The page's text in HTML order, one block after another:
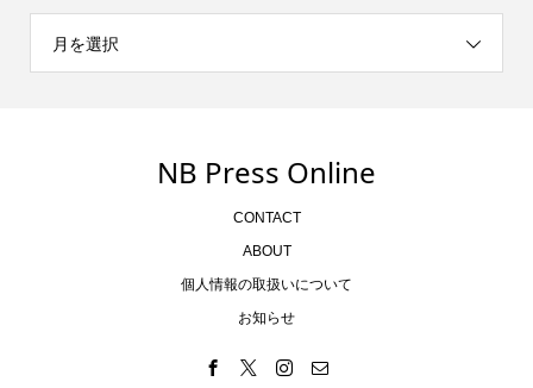
月を選択
NB Press Online
CONTACT
ABOUT
個人情報の取扱いについて
お知らせ